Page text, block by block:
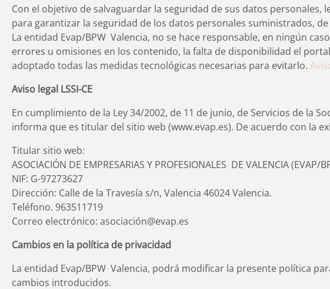
Con el objetivo de salvaguardar la seguridad de sus datos
para garantizar la seguridad de los datos personales suministrados,
La entidad Evap/BPW Valencia, no se hace responsable, en ningún
errores u omisiones en los contenido, la falta de disponibilidad el
adoptado todas las medidas tecnológicas necesarias para evitarlo.
Aviso legal LSSI-CE
En cumplimiento de la Ley 34/2002, de 11 de junio, de Servicios de la
informa que es titular del sitio web (www.evap.es). De acuerdo con la
Titular sitio web:
ASOCIACIÓN DE EMPRESARIAS Y PROFESIONALES DE VALENCIA (EVAP/
NIF: G-97273627
Dirección: Calle de la Travesía s/n, Valencia 46024 Valencia.
Teléfono. 963511719
Correo electrónico: asociación@evap.es
Cambios en la política de privacidad
La entidad Evap/BPW Valencia, podrá modificar la presente política
cambios introducidos.